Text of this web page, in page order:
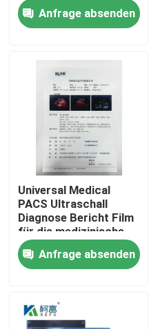
Produkte
Fabrik Tour
Qualitätskontrolle
Kontakt
Nachrichten
Alle Fälle
Medizinisches X Ray Film
Trockenfilm
Anfrage absenden
Universal Medical
PACS Ultraschall
Diagnose Bericht Film
für die medizinische
Maschine
Anfrage absenden